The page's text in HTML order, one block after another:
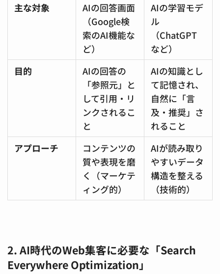
主な対象
AIの回答画面
（Google検
索のAI機能な
ど）
AIの学習モデ
ル
（ChatGPT
など）
目的
AIの回答の
「参照元」と
して引用・リ
ンクされるこ
と
AIの知識とし
て記憶され、
自然に「言
及・推奨」さ
れること
アプローチ
コンテンツの
質や表現を磨
く（マーケテ
ィング的）
AIが読み取り
やすいデータ
構造を整える
（技術的）
2. AI時代のWeb集客に必要な「Search
Everywhere Optimization」